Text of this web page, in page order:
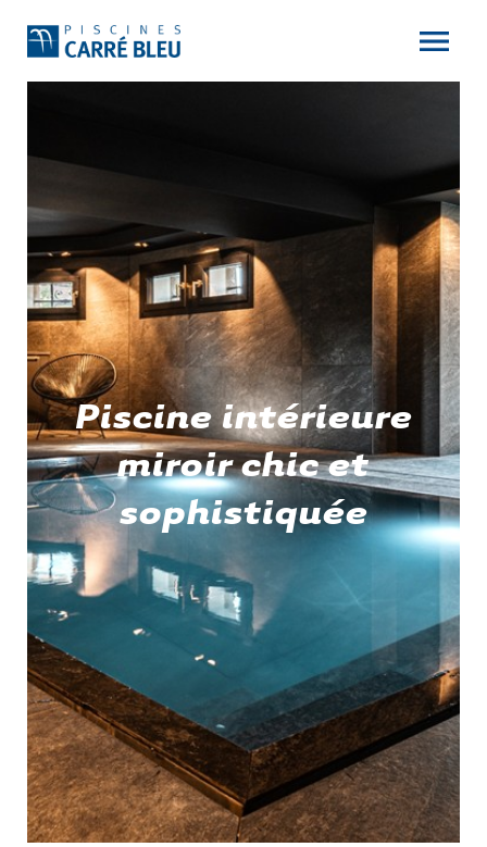
Piscine intérieure
miroir chic et
sophistiquée